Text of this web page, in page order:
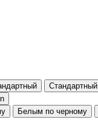
Стандартный
Белым по черному